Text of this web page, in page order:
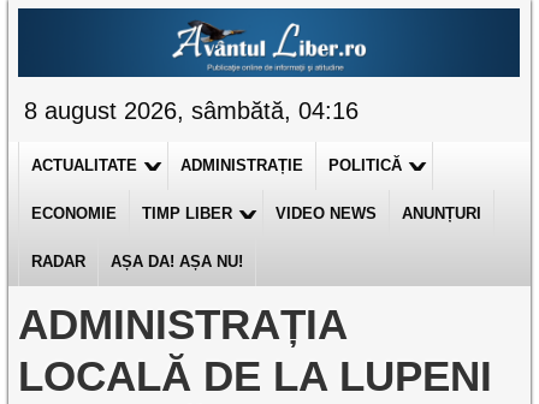
8 august 2026, sâmbătă, 04:16
ACTUALITATE ADMINISTRAȚIE POLITICĂ
ECONOMIE TIMP LIBER VIDEO NEWS ANUNȚURI
RADAR AȘA DA! AȘA NU!
ADMINISTRAȚIA
LOCALĂ DE LA LUPENI